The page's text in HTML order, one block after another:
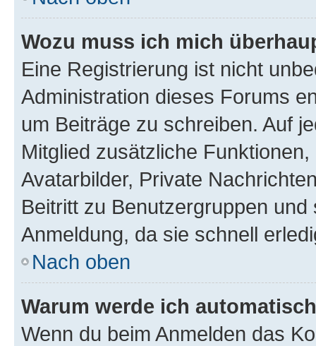
Wozu muss ich mich
Eine Registrierung ist nicht
Administration dieses Forums
um Beiträge zu schreiben. Auf
Mitglied zusätzliche
Avatarbilder, Private
Beitritt zu Benutzergruppen
Anmeldung, da sie schnell
Nach oben
Warum werde ich
Wenn du beim Anmelden das